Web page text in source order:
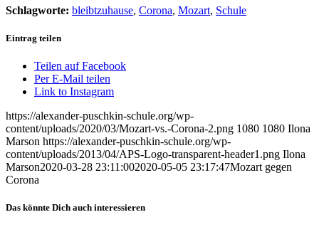
Schlagworte: bleibtzuhause, Corona, Mozart, Schule
Eintrag teilen
Teilen auf Facebook
Per E-Mail teilen
Link to Instagram
https://alexander-puschkin-schule.org/wp-
content/uploads/2020/03/Mozart-vs.-Corona-2.png 1080 1080 Ilona
Marson https://alexander-puschkin-schule.org/wp-
content/uploads/2013/04/APS-Logo-transparent-header1.png Ilona
Marson2020-03-28 23:11:002020-05-05 23:17:47Mozart gegen
Corona
Das könnte Dich auch interessieren